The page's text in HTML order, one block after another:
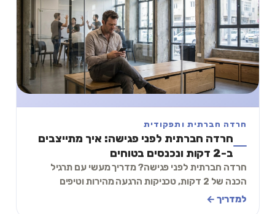
חרדה חברתית ותפקודית
חרדה חברתית לפני פגישה: איך מתייצבים
ב-2 דקות ונכנסים בטוחים
חרדה חברתית לפני פגישה? מדריך מעשי עם תרגיל
הכנה של 2 דקות, טכניקות הרגעה מהירות וטיפים
להתמודדות עם לחץ חברתי לפני פגישות עבודה
למדריך ←